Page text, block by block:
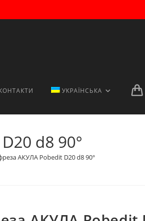
УКРАЇНСЬКА
d8 90°
AКУЛА Pobedit D20 d8 90°